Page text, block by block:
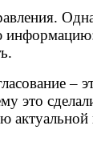
–
это